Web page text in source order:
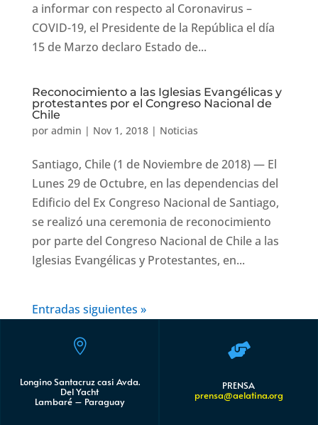
a informar con respecto al Coronavirus –
COVID-19, el Presidente de la República el día
15 de Marzo declaro Estado de...
Reconocimiento a las Iglesias Evangélicas y
protestantes por el Congreso Nacional de
Chile
por admin | Nov 1, 2018| Noticias
Santiago, Chile (1 de Noviembre de 2018) — El
Lunes 29 de Octubre, en las dependencias del
Edificio del Ex Congreso Nacional de Santiago,
se realizó una ceremonia de reconocimiento
por parte del Congreso Nacional de Chile a las
Iglesias Evangélicas y Protestantes, en...
Entradas siguientes »

Longino Santacruz casi Avda.
Del Yacht
Lambaré – Paraguay

PRENSA
prensa@aelatina.org